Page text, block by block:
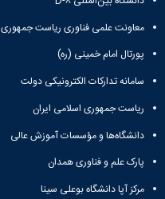
معاونت علمی فناوری ریاست جمهوری
پورتال امام خمینی (ره)
سامانه تدارکات الکترونیکی دولت
ریاست جمهوری اسلامی ایران
دانشگاه‌ها و مؤسسات آموزش عالی
پارک علم و فناوری همدان
مرکز آپا دانشگاه بوعلی سینا